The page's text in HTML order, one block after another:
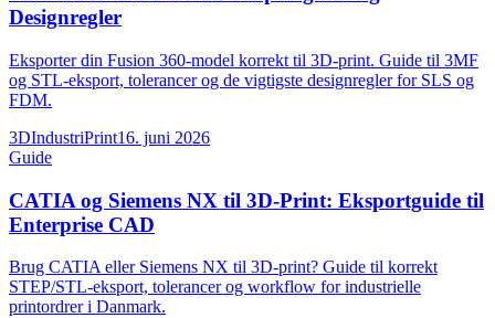
Designregler
Eksporter din Fusion 360-model korrekt til 3D-print. Guide til 3MF
og STL-eksport, tolerancer og de vigtigste designregler for SLS og
FDM.
3DIndustriPrint16. juni 2026
Guide
CATIA og Siemens NX til 3D-Print: Eksportguide til
Enterprise CAD
Brug CATIA eller Siemens NX til 3D-print? Guide til korrekt
STEP/STL-eksport, tolerancer og workflow for industrielle
printordrer i Danmark.